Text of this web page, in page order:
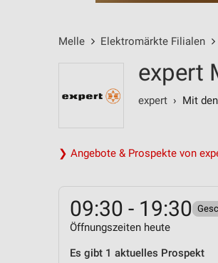
Melle Elektromärkte Filialen
expert
expert › Mit
❯ Angebote & Prospekte von
09:30 - 19:30
Öffnungszeiten heute
Es gibt 1 aktuelles Prospekt